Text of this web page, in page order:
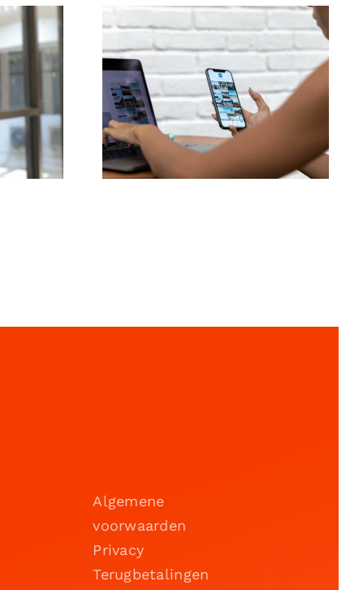
Die drei besten
Plattformen für Ideen
zu nutzergenerierten
Inhalten (UGC)
Algemene
voorwaarden
Privacy
Terugbetalingen